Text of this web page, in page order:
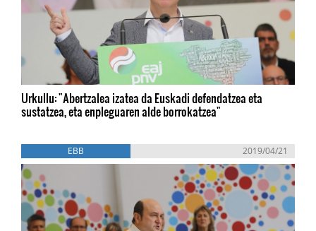
Urkullu: "Abertzalea izatea da Euskadi defendatzea eta
sustatzea, eta enpleguaren alde borrokatzea"
EBB 2019/04/21